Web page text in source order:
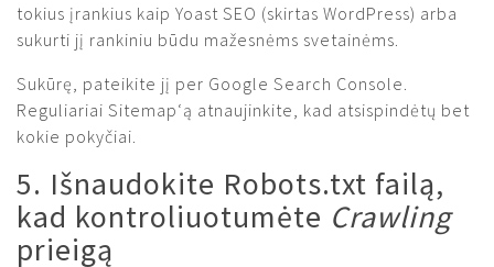
tokius įrankius kaip Yoast SEO (skirtas WordPress) arba
sukurti jį rankiniu būdu mažesnėms svetainėms.
Sukūrę, pateikite jį per Google Search Console.
Reguliariai Sitemap‘ą atnaujinkite, kad atsispindėtų bet
kokie pokyčiai.
5. Išnaudokite Robots.txt failą,
kad kontroliuotumėte Crawling
prieigą